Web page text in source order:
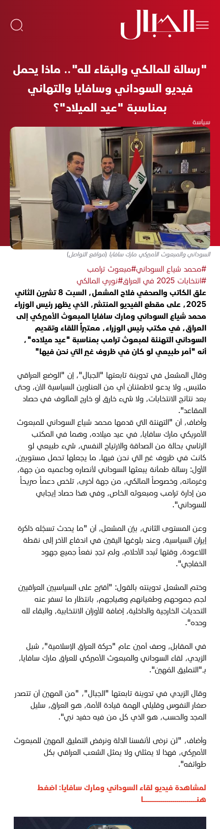
"رسالة للمالكي والبقاء لله".. ماذا يحمل
فيديو السوداني وسافايا والتهاني
بمناسبة "عيد الميلاد"؟
سياسة
السوداني والمبعوث الأميركي مارك سافايا (مواقع التواصل)
#محمد شياع السوداني#مبعوث ترامب
#انتخابات 2025 في العراق
#نوري المالكي
علق الكاتب والصحفي فلاح المشعل، السبت 8 تشرين الثاني
2025، على مقطع الفيديو المنتشر، الذي يظهر رئيس الوزراء
محمد شياع السوداني ومارك سافايا المبعوث الأميركي إلى
العراق، في مكتب رئيس الوزراء، معتبراً اللقاء وتقديم
السوداني التهنئة لمبعوث ترامب بمناسبة "عيد ميلاده"،
أنه "أمر طبيعي لو كان في ظروف غير التي نحن فيها"
وقال المشعل في تدوينة تابعتها "الجبال"، إن "الوضع العراقي
ملتبس، ولا يدعو لاطمئنان أي من العناوين السياسية الآن، وحتى
بعد نتائج الانتخابات، ولا شيء خارق أو خارج المألوف في حصاد
المقاعد".
وأضاف، أن "التهنئة التي قدمها محمد شياع السوداني للمبعوث
الأمريكي مارك سافايا، في عيد ميلاده، وهما في المكتب
الرئاسي بحالة من الصداقة والارتياح النفسي، شيء طبيعي لو
كانت في ظروف غير التي نحن فيها، ما يجعلها تحمل مستويين،
الأول: رسالة طمأنة يبعثها السوداني لأنصاره وداعميه من جهة،
وغرمائه، وخصوصاً المالكي، من جهة أخرى، تلخص دعماً صريحاً
من إدارة ترامب ومبعوثه الخاص، وفي هذا حصاد إيجابي
للسوداني".
وعن المستوى الثاني، بيّن المشعل، أن "ما يحدث تسجّله ذاكرة
إيران السياسية، وعند بلوغها اليقين في اندفاع الآخر إلى نقطة
اللاعودة، وقتها تُبدد الأحلام، ولم تجدِ نفعاً جميع جهود
الخفاجي".
وختم المشعل تدوينته بالقول: "أقترح على السياسيين العراقيين
لجم جموحهم وطغيانهم وهياجهم، بانتظار ما تسفر عنه
التحديات الخارجية والداخلية، إضافة للأوزان الانتخابية، والبقاء لله
وحده".
في المقابل، وصف أمين عام "حركة العراق الإسلامية"، شبل
الزيدي، لقاء السوداني والمبعوث الأميركي للعراق مارك سافايا،
بـ"التمليق المُهين".
وقال الزيدي في تدوينة تابعتها "الجبال"، "من المهين أن تتصدر
صغار النفوس وقليلي الهمة قيادة الأمة، هو العراق، سليل
المجد والحسب، هو الذي كل من فيه حفيد نبي".
وأضاف، "لن نرضى لأنفسنا الذلة ونرفض التمليق المهين للمبعوث
الأميركي، فهذا لا يمثلني ولا يمثل الشعب العراقي بكل
طوائفه".
لمشاهدة فيديو لقاء السوداني ومارك سافايا: اضغط
هنـــــــــــــــــــــــــــا